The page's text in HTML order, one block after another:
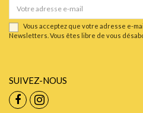
Vous acceptez que votre adresse e-
Newsletters. Vous êtes libre de vous
SUIVEZ-NOUS